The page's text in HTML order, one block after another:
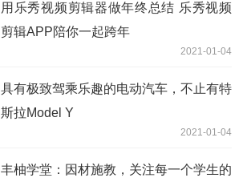
用乐秀视频剪辑器做年终总结 乐秀视频
剪辑APP陪你一起跨年
2021-01-04
具有极致驾乘乐趣的电动汽车，不止有特
斯拉Model Y
2021-01-04
丰柚学堂：因材施教，关注每一个学生的